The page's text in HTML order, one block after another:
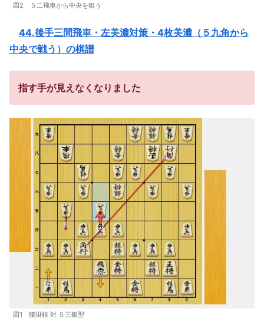
図2 ５二飛車から中央を狙う
44.後手三間飛車・左美濃対策・4枚美濃（５九角から
中央で戦う）の棋譜
指す手が見えなくなりました
図1 腰掛銀 対 ５三銀型